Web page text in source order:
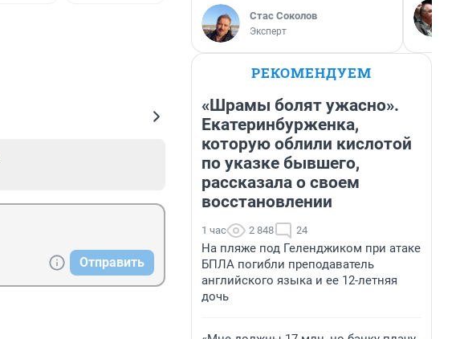
Отправить
Стас Соколов
Эксперт
РЕКОМЕНДУЕМ
«Шрамы болят ужасно».
Екатеринбурженка,
которую облили кислотой
по указке бывшего,
рассказала о своем
восстановлении
1 час 2 848 24
На пляже под Геленджиком при атаке
БПЛА погибли преподаватель
английского языка и ее 12-летняя
дочь